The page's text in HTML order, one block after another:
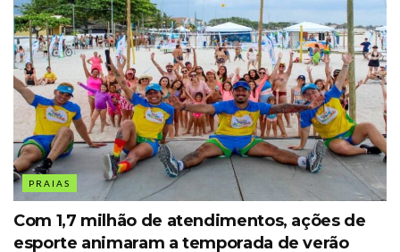
PRAIAS
Com 1,7 milhão de atendimentos, ações de
esporte animaram a temporada de verão